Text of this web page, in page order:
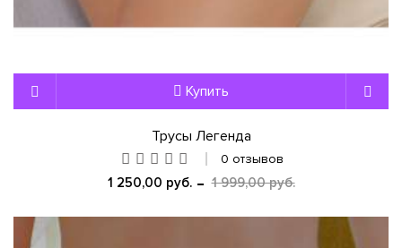
Купить
Трусы Легенда
0 отзывов
1 250,00 руб. 1 999,00 руб.